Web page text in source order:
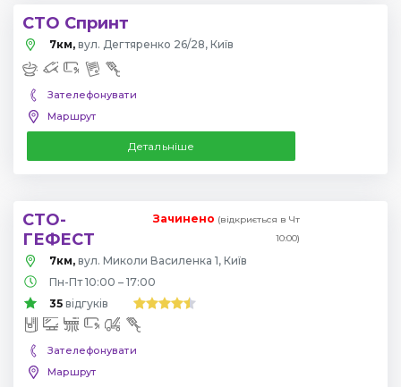
СТО Спринт
7км, вул. Дегтяренко 26/28, Київ
Зателефонувати
Маршрут
Детальніше
СТО-
ГЕФЕСТ
Зачинено (відкриється в Чт
10:00)
7км, вул. Миколи Василенка 1, Київ
Пн-Пт 10:00 – 17:00
35 відгуків
Зателефонувати
Маршрут